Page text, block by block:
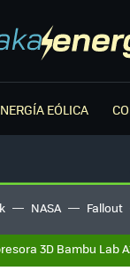
EÓLICA
NASA Fallout
3D Bambu Lab